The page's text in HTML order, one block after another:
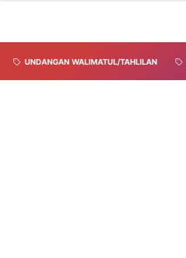
UNDANGAN WALIMATUL/TAHLILAN